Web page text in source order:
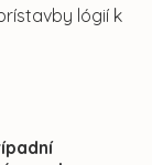
lógií k